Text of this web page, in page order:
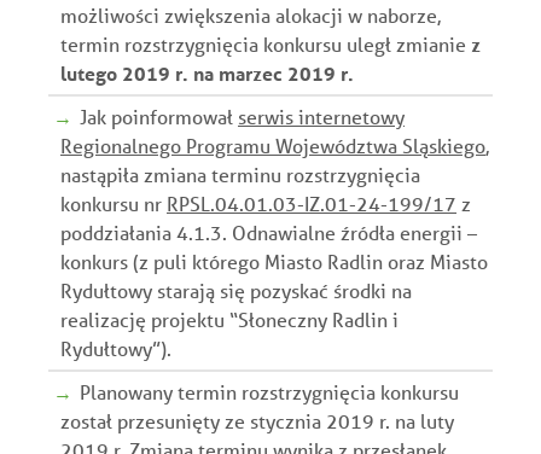
możliwości zwiększenia alokacji w naborze,
termin rozstrzygnięcia konkursu uległ zmianie z
lutego 2019 r. na marzec 2019 r.
Jak poinformował serwis internetowy
Regionalnego Programu Województwa Sląskiego,
nastąpiła zmiana terminu rozstrzygnięcia
konkursu nr RPSL.04.01.03-IZ.01-24-199/17 z
poddziałania 4.1.3. Odnawialne źródła energii –
konkurs (z puli którego Miasto Radlin oraz Miasto
Rydułtowy starają się pozyskać środki na
realizację projektu “Słoneczny Radlin i
Rydułtowy”).
Planowany termin rozstrzygnięcia konkursu
został przesunięty ze stycznia 2019 r. na luty